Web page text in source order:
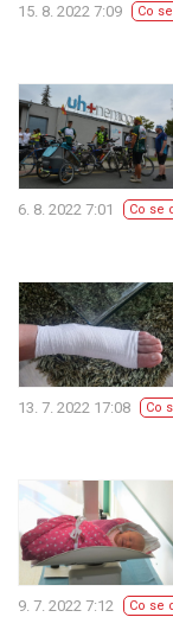
15. 8. 2022 7:09 Co
6. 8. 2022 7:01 Co se
13. 7. 2022 17:08 Co
9. 7. 2022 7:12 Co se